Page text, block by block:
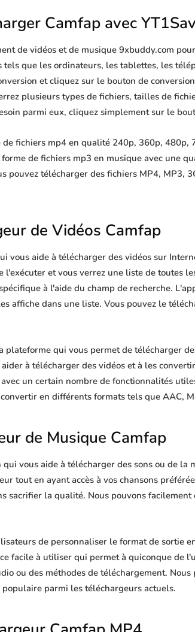
Camfap avec
de vidéos et de musique 9xbuddy.com
que les ordinateurs, les tablettes, les
et cliquez sur le bouton de
plusieurs types de fichiers, tailles de
parmi eux, cliquez simplement sur le
de fichiers mp4 en qualité 240p, 360p,
de fichiers mp3 en musique avec une
pouvez télécharger des fichiers MP4, MP3,
de Vidéos Camfap
vous aide à télécharger des vidéos sur
et vous verrez une liste de toutes
à l'aide du champ de recherche.
affiche dans une liste. Vous pouvez le
qui vous permet de télécharger
à télécharger des vidéos et à les
un certain nombre de fonctionnalités
en différents formats tels que AAC,
de Musique Camfap
vous aide à télécharger des sons ou de la
tout en ayant accès à vos chansons
sacrifier la qualité. Nous pouvons
de personnaliser le format de sortie
facile à utiliser qui permet à quiconque de
ou des méthodes de téléchargement.
parmi les téléchargeurs actuels.